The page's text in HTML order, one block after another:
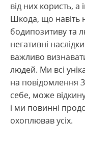
від них користь,
Шкода, що навіть
бодипозитиву та
негативні
важливо
людей. Ми всі
на повідомлення
себе, може
і ми повинні
охоплював усіх.